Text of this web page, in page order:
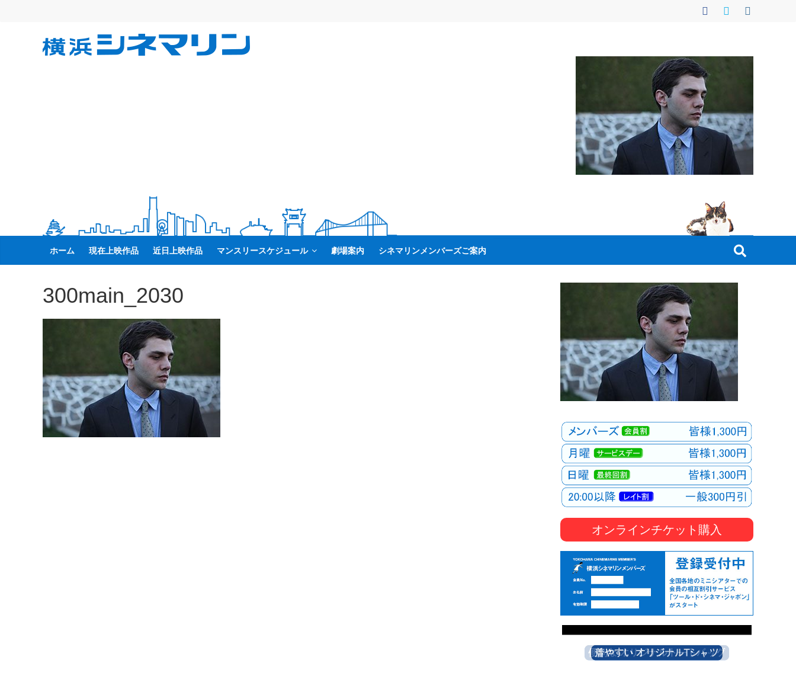
横
リ
ン
た
映
の
街
で
ホーム 現在上映作品 近日上映作品 マンスリースケジュール 劇場案内 シネマリンメンバーズご案内
300main_2030
オンラインチケット購入